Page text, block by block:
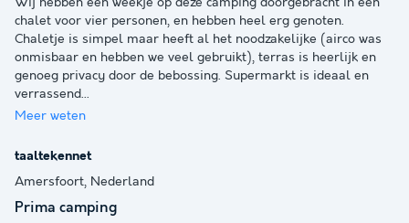
chalet voor vier personen, en hebben heel erg genoten.
Chaletje is simpel maar heeft al het noodzakelijke (airco was
onmisbaar en hebben we veel gebruikt), terras is heerlijk en
genoeg privacy door de bebossing. Supermarkt is ideaal en
verrassend...
Meer weten
taaltekennet
Amersfoort, Nederland
Prima camping